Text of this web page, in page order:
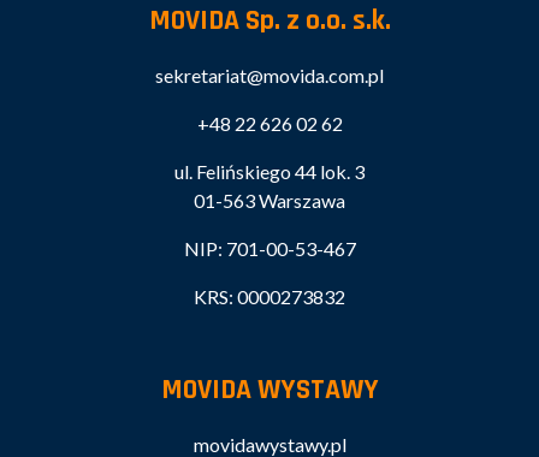
MOVIDA Sp. z o.o. s.k.
sekretariat@movida.com.pl
+48 22 626 02 62
ul. Felińskiego 44 lok. 3
01-563 Warszawa
NIP: 701-00-53-467
KRS: 0000273832
MOVIDA WYSTAWY
movidawystawy.pl